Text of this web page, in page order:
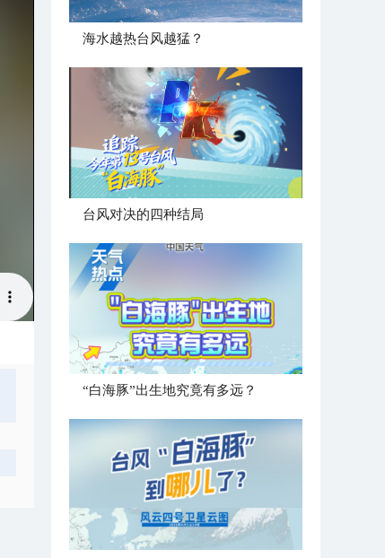
海水越热台风越猛？
台风对决的四种结局
“白海豚”出生地究竟有多远？